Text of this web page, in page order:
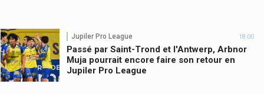
Jupiler Pro League 18:00
Passé par Saint-Trond et l'Antwerp, Arbnor
Muja pourrait encore faire son retour en
Jupiler Pro League